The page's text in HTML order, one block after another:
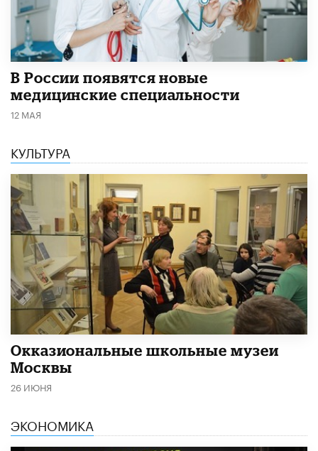
В России появятся новые
медицинские специальности
12 МАЯ
КУЛЬТУРА
​Окказиональные школьные музеи
Москвы
26 ИЮНЯ
ЭКОНОМИКА